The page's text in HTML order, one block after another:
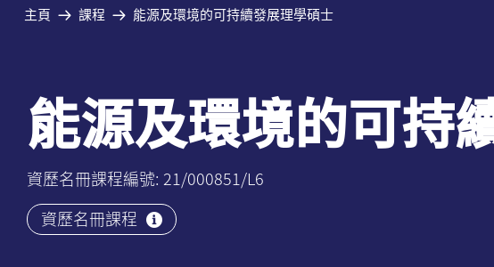
主頁 課程 能源及環境的可持續發展理學碩士
能源及環境的可持
資歷名冊課程編號: 21/000851/L6
資歷名冊課程